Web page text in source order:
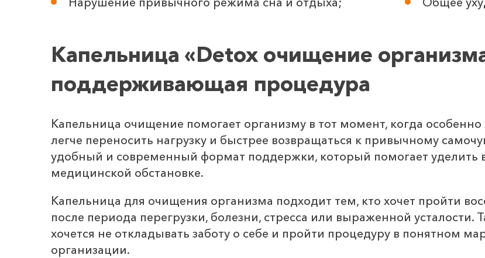
Капельница «Detox очищение
поддерживающая процедура
Капельница очищение помогает организму в тот момент, когда особенно
легче переносить нагрузку и быстрее возвращаться к привычному
удобный и современный формат поддержки, который помогает уделить
медицинской обстановке.
Капельница для очищения организма подходит тем, кто хочет пройти
после периода перегрузки, болезни, стресса или выраженной усталости.
хочется не откладывать заботу о себе и пройти процедуру в понятном
организации.